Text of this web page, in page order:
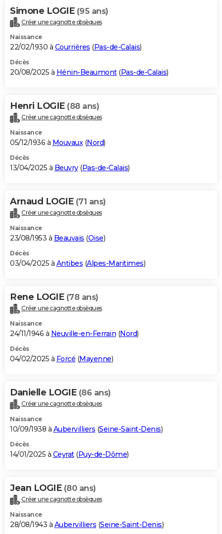
Simone LOGIE (95 ans)
Créer une cagnotte obsèques
Naissance
22/02/1930 à Courrières (Pas-de-Calais)
Décès
20/08/2025 à Hénin-Beaumont(Pas-de-Calais)
Henri LOGIE (88 ans)
Créer une cagnotte obsèques
Naissance
05/12/1936 à Mouvaux(Nord)
Décès
13/04/2025 à Beuvry(Pas-de-Calais)
Arnaud LOGIE (71 ans)
Créer une cagnotte obsèques
Naissance
23/08/1953 à Beauvais (Oise)
Décès
03/04/2025 à Antibes (Alpes-Maritimes)
Rene LOGIE (78 ans)
Créer une cagnotte obsèques
Naissance
24/11/1946 à Neuville-en-Ferrain (Nord)
Décès
04/02/2025 à Forcé (Mayenne)
Danielle LOGIE (86 ans)
Créer une cagnotte obsèques
Naissance
10/09/1938 à Aubervilliers (Seine-Saint-Denis)
Décès
14/01/2025 à Ceyrat(Puy-de-Dôme)
Jean LOGIE (80 ans)
Créer une cagnotte obsèques
Naissance
28/08/1943 à Aubervilliers (Seine-Saint-Denis)